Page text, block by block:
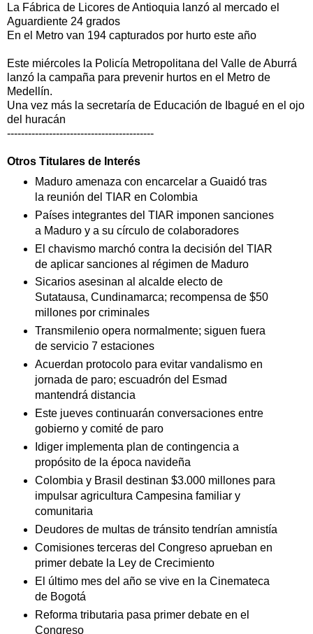
La Fábrica de Licores de Antioquia lanzó al mercado el
Aguardiente 24 grados
En el Metro van 194 capturados por hurto este año
Este miércoles la Policía Metropolitana del Valle de Aburrá
lanzó la campaña para prevenir hurtos en el Metro de
Medellín.
Una vez más la secretaría de Educación de Ibagué en el ojo
del huracán
------------------------------------------
Otros Titulares de Interés
Maduro amenaza con encarcelar a Guaidó tras
la reunión del TIAR en Colombia
Países integrantes del TIAR imponen sanciones
a Maduro y a su círculo de colaboradores
El chavismo marchó contra la decisión del TIAR
de aplicar sanciones al régimen de Maduro
Sicarios asesinan al alcalde electo de
Sutatausa, Cundinamarca; recompensa de $50
millones por criminales
Transmilenio opera normalmente; siguen fuera
de servicio 7 estaciones
Acuerdan protocolo para evitar vandalismo en
jornada de paro; escuadrón del Esmad
mantendrá distancia
Este jueves continuarán conversaciones entre
gobierno y comité de paro
Idiger implementa plan de contingencia a
propósito de la época navideña
Colombia y Brasil destinan $3.000 millones para
impulsar agricultura Campesina familiar y
comunitaria
Deudores de multas de tránsito tendrían amnistía
Comisiones terceras del Congreso aprueban en
primer debate la Ley de Crecimiento
El último mes del año se vive en la Cinemateca
de Bogotá
Reforma tributaria pasa primer debate en el
Congreso